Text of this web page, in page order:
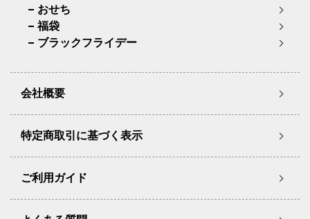
おせち
福袋
ブラックフライデー
会社概要
特定商取引に基づく表示
ご利用ガイド